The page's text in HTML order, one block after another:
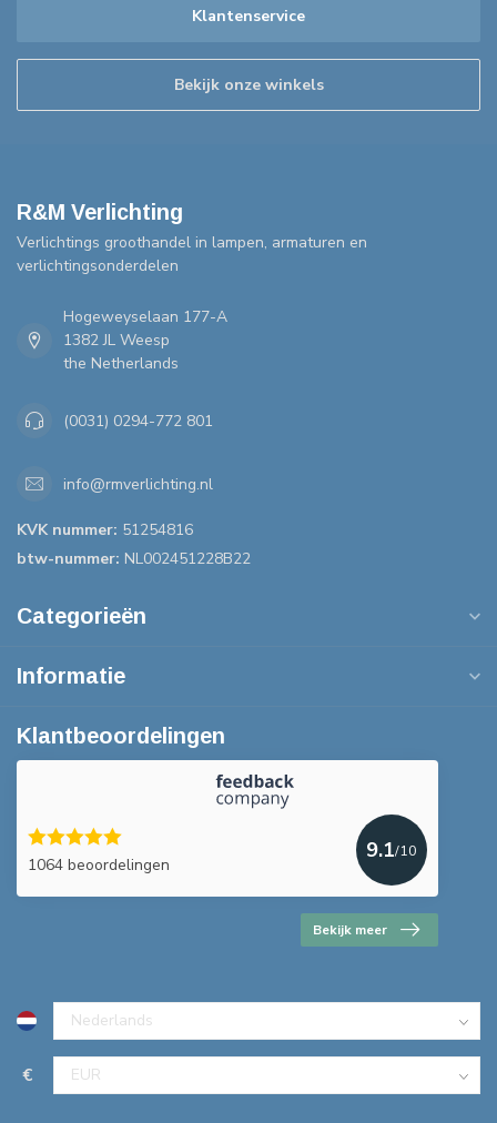
Klantenservice
Bekijk onze winkels
R&M Verlichting
Verlichtings groothandel in lampen, armaturen en
verlichtingsonderdelen
Hogeweyselaan 177-A
1382 JL Weesp
the Netherlands
(0031) 0294-772 801
info@rmverlichting.nl
KVK nummer: 51254816
btw-nummer: NL002451228B22
Categorieën
Informatie
Klantbeoordelingen
1064 beoordelingen
9.1/10
Bekijk meer
€